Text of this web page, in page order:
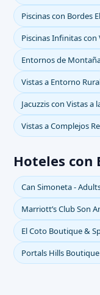
Piscinas con Bordes
Piscinas Infinitas con
Entornos de
Vistas a Entorno
Jacuzzis con Vistas a
Vistas a Complejos
Hoteles con
Can Simoneta -
Marriott’s Club Son
El Coto Boutique &
Portals Hills